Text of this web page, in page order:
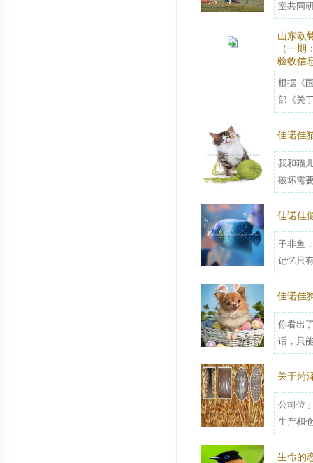
室共同
山东欧
（一
验收信
根据《
部《关
佳诺佳
我和猫
破坏需
佳诺佳
子非鱼
记忆只
佳诺佳
你看出
话，只
关于菏
公司位
生产和
生命的